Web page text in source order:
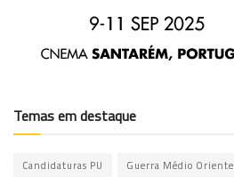
Temas em destaque
Candidaturas PU Guerra Médio Oriente